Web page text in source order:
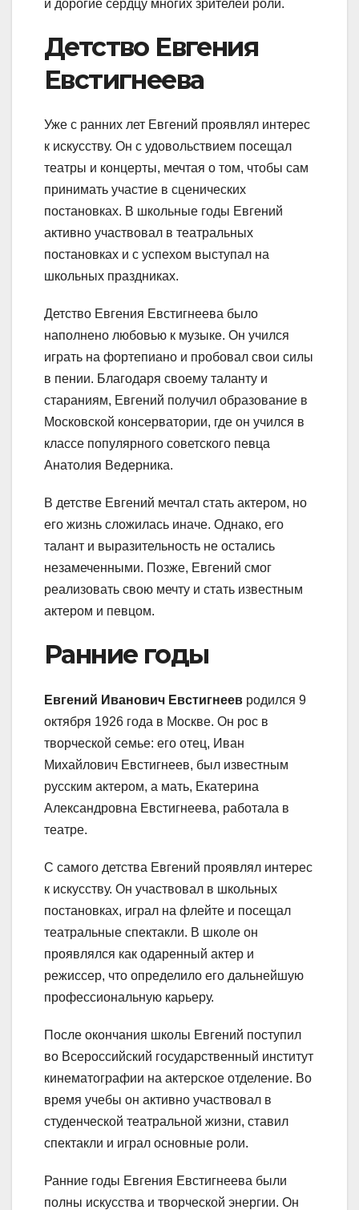
и дорогие сердцу многих зрителей роли.
Детство Евгения
Евстигнеева
Уже с ранних лет Евгений проявлял интерес
к искусству. Он с удовольствием посещал
театры и концерты, мечтая о том, чтобы сам
принимать участие в сценических
постановках. В школьные годы Евгений
активно участвовал в театральных
постановках и с успехом выступал на
школьных праздниках.
Детство Евгения Евстигнеева было
наполнено любовью к музыке. Он учился
играть на фортепиано и пробовал свои силы
в пении. Благодаря своему таланту и
стараниям, Евгений получил образование в
Московской консерватории, где он учился в
классе популярного советского певца
Анатолия Ведерника.
В детстве Евгений мечтал стать актером, но
его жизнь сложилась иначе. Однако, его
талант и выразительность не остались
незамеченными. Позже, Евгений смог
реализовать свою мечту и стать известным
актером и певцом.
Ранние годы
Евгений Иванович Евстигнеев родился 9
октября 1926 года в Москве. Он рос в
творческой семье: его отец, Иван
Михайлович Евстигнеев, был известным
русским актером, а мать, Екатерина
Александровна Евстигнеева, работала в
театре.
С самого детства Евгений проявлял интерес
к искусству. Он участвовал в школьных
постановках, играл на флейте и посещал
театральные спектакли. В школе он
проявлялся как одаренный актер и
режиссер, что определило его дальнейшую
профессиональную карьеру.
После окончания школы Евгений поступил
во Всероссийский государственный институт
кинематографии на актерское отделение. Во
время учебы он активно участвовал в
студенческой театральной жизни, ставил
спектакли и играл основные роли.
Ранние годы Евгения Евстигнеева были
полны искусства и творческой энергии. Он